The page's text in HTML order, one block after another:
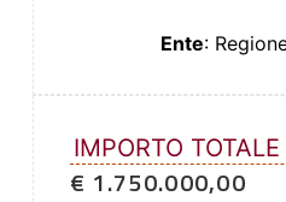
Ente:
IMPORTO TOTALE
€ 1.750.000,00